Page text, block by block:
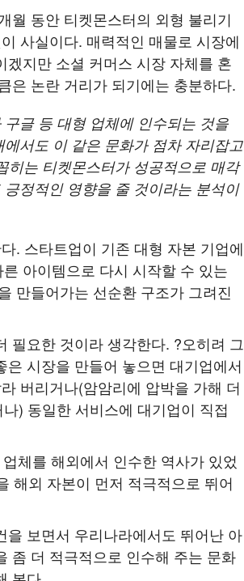
월 동안 티켓몬스터의 외형 불리기
사실이다. 매력적인 매물로 시장에
지만 소셜 커머스 시장 자체를 혼
은 논란 거리가 되기에는 충분하다.
글 등 대형 업체에 인수되는 것을
서도 이 같은 문화가 점차 자리잡고
히는 티켓몬스터가 성공적으로 매각
정적인 영향을 줄 것이라는 분석이
. 스타트업이 기존 대형 자본 기업에
아이템으로 다시 시작할 수 있는
만들어가는 선순환 구조가 그려진
필요한 것이라 생각한다. ?오히려 그
시장을 만들어 놓으면 대기업에서
버리거나(암암리에 압박을 가해 더
) 동일한 서비스에 대기업이 직접
체를 해외에서 인수한 역사가 있었
해외 자본이 먼저 적극적으로 뛰어
보면서 우리나라에서도 뛰어난 아
좀 더 적극적으로 인수해 주는 문화